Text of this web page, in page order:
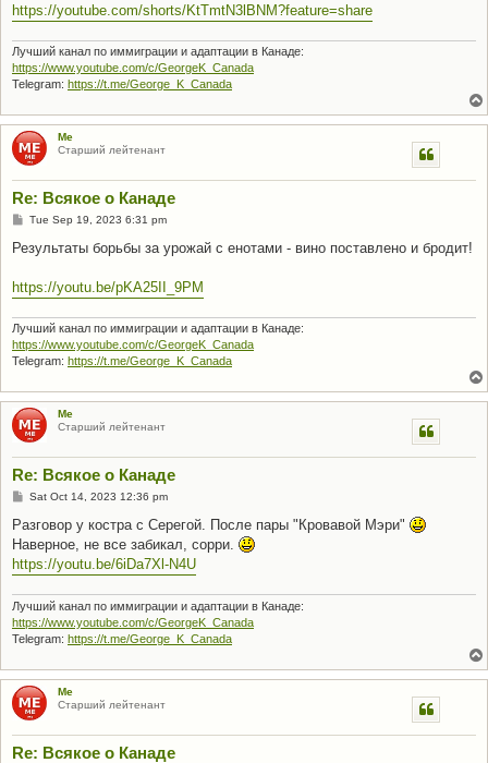
https://youtube.com/shorts/KtTmtN3lBNM?feature=share
Лучший канал по иммиграции и адаптации в Канаде:
https://www.youtube.com/c/GeorgeK_Canada
Telegram: https://t.me/George_K_Canada
Me
Старший лейтенант
Re: Всякое о Канаде
P
s
Tue Sep 19, 2023 6:31 pm
Результаты борьбы за урожай с енотами - вино поставлено и бродит!
https://youtu.be/pKA25II_9PM
Лучший канал по иммиграции и адаптации в Канаде:
https://www.youtube.com/c/GeorgeK_Canada
Telegram: https://t.me/George_K_Canada
Me
Старший лейтенант
Re: Всякое о Канаде
P
s
Sat Oct 14, 2023 12:36 pm
Разговор у костра с Серегой. После пары "Кровавой Мэри"
Наверное, не все забикал, сорри.
https://youtu.be/6iDa7Xl-N4U
Лучший канал по иммиграции и адаптации в Канаде:
https://www.youtube.com/c/GeorgeK_Canada
Telegram: https://t.me/George_K_Canada
Me
Старший лейтенант
Re: Всякое о Канаде